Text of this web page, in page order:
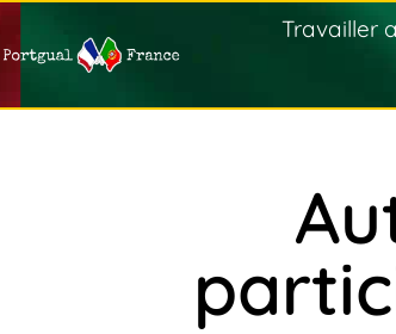
Travailler